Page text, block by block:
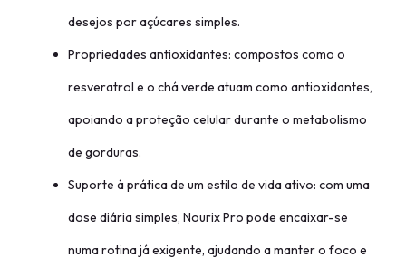
desejos por açúcares simples.
Propriedades antioxidantes: compostos como o
resveratrol e o chá verde atuam como antioxidantes,
apoiando a proteção celular durante o metabolismo
de gorduras.
Suporte à prática de um estilo de vida ativo: com uma
dose diária simples, Nourix Pro pode encaixar-se
numa rotina já exigente, ajudando a manter o foco e